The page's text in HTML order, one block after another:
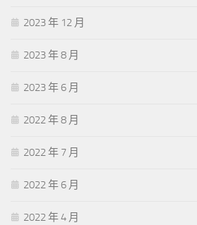
2023 年 12 月
2023 年 8 月
2023 年 6 月
2022 年 8 月
2022 年 7 月
2022 年 6 月
2022 年 4 月